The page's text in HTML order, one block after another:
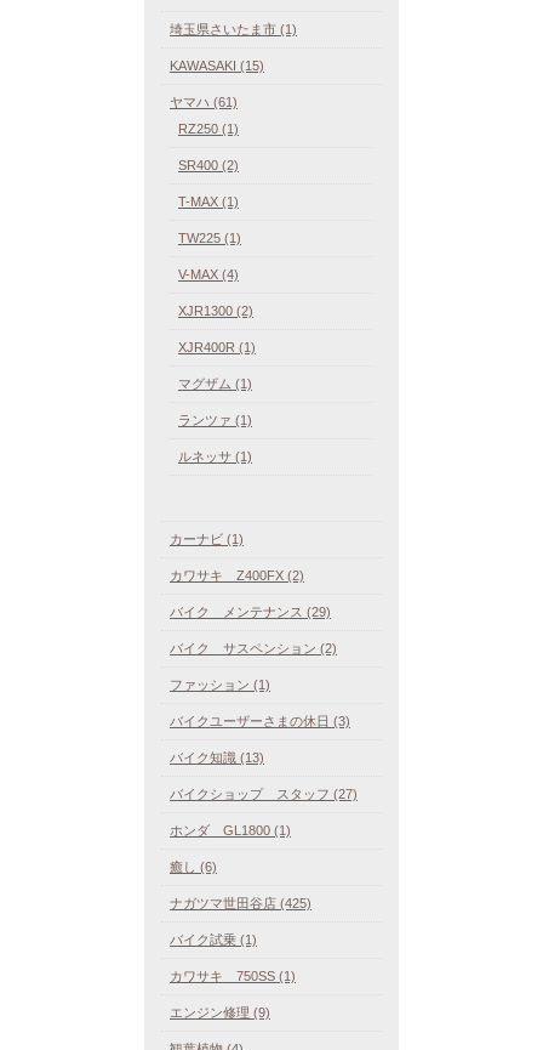
埼玉県さいたま市 (1)
KAWASAKI (15)
ヤマハ (61)
RZ250 (1)
SR400 (2)
T-MAX (1)
TW225 (1)
V-MAX (4)
XJR1300 (2)
XJR400R (1)
マグザム (1)
ランツァ (1)
ルネッサ (1)
カーナビ (1)
カワサキ Z400FX (2)
バイク メンテナンス (29)
バイク サスペンション (2)
ファッション (1)
バイクユーザーさまの休日 (3)
バイク知識 (13)
バイクショップ スタッフ (27)
ホンダ GL1800 (1)
癒し (6)
ナガツマ世田谷店 (425)
バイク試乗 (1)
カワサキ 750SS (1)
エンジン修理 (9)